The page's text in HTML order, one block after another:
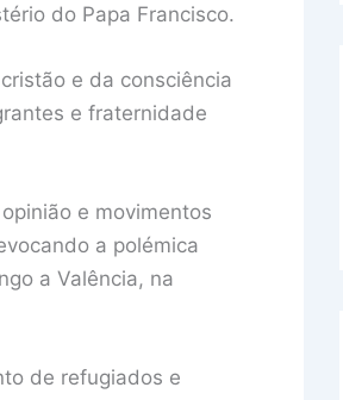
do Papa Francisco.
e da consciência
e fraternidade
e movimentos
a polémica
a Valência, na
de refugiados e